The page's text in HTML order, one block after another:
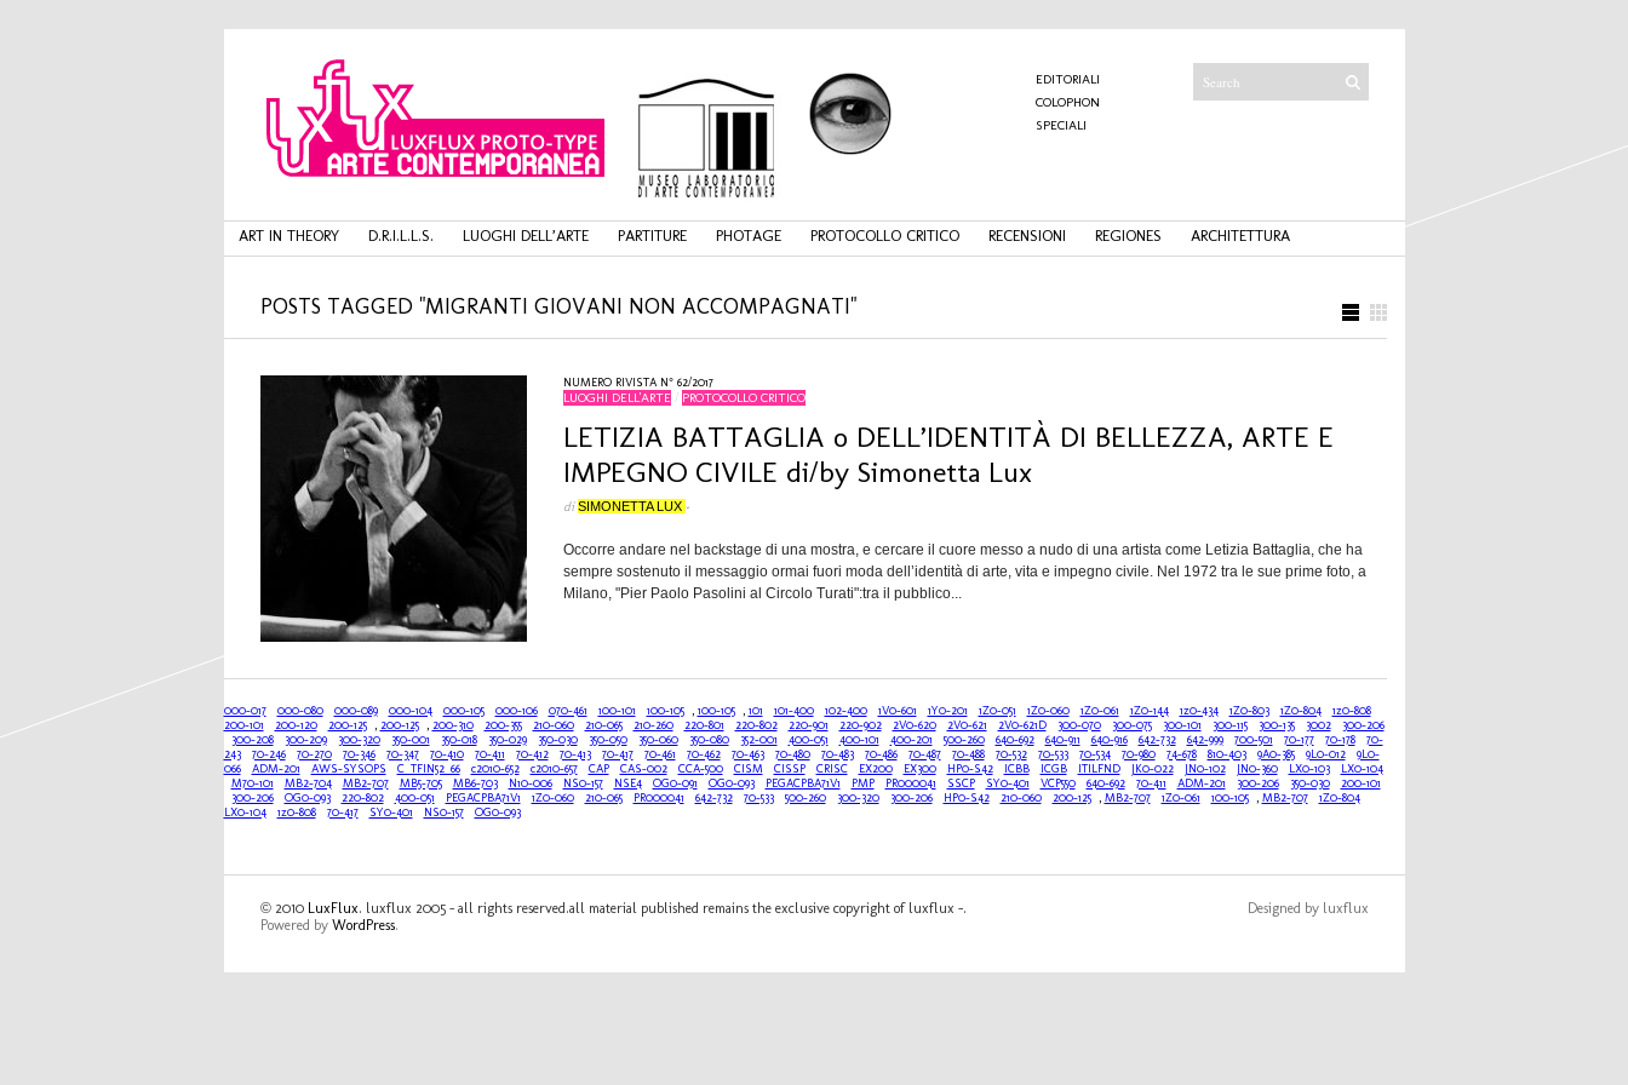
EDITORIALI
COLOPHON
SPECIALI
ART IN THEORY D.R.I.L.L.S. LUOGHI DELL’ARTE PARTITURE PHOTAGE PROTOCOLLO CRITICO RECENSIONI REGIONES ARCHITETTURA
POSTS TAGGED "MIGRANTI GIOVANI NON ACCOMPAGNATI"
NUMERO RIVISTA N° 62/2017
LUOGHI DELL'ARTE/ PROTOCOLLO CRITICO
LETIZIA BATTAGLIA o DELL’IDENTITÀ DI BELLEZZA, ARTE E
IMPEGNO CIVILE di/by Simonetta Lux
diSIMONETTA LUX •
Occorre andare nel backstage di una mostra, e cercare il cuore messo a nudo di una artista come Letizia Battaglia, che ha
sempre sostenuto il messaggio ormai fuori moda dell’identità di arte, vita e impegno civile. Nel 1972 tra le sue prime foto, a
Milano, "Pier Paolo Pasolini al Circolo Turati":tra il pubblico...
000-017 000-080 000-089 000-104 000-105 000-106 070-461 100-101 100-105, 100-105, 101 101-400 102-400 1V0-601 1Y0-201 1Z0-051 1Z0-060 1Z0-061 1Z0-144 1z0-434 1Z0-803 1Z0-804
1z0-808
200-101
200-120 200-125, 200-125, 200-310 200-355 210-060 210-065 210-260 220-801 220-802 220-901 220-902 2V0-620 2V0-621 2V0-621D 300-070 300-075 300-101 300-115 300-135 3002
300-206
300-208
300-209 300-320 350-001 350-018 350-029 350-030 350-050 350-060 350-080 352-001 400-051 400-101 400-201 500-260 640-692 640-911 640-916 642-732 642-999 700-501 70-177 70-178
70-
243
70-246 70-270 70-346 70-347 70-410 70-411 70-412 70-413 70-417 70-461 70-462 70-463 70-480 70-483 70-486 70-487 70-488 70-532 70-533 70-534 70-980 74-678 810-403 9A0-385 9L0-012
9L0-
066
ADM-201 AWS-SYSOPS C_TFIN52_66 c2010-652 c2010-657 CAP CAS-002 CCA-500 CISM CISSP CRISC EX200 EX300 HP0-S42 ICBB ICGB ITILFND JK0-022 JN0-102 JN0-360 LX0-103
LX0-104
M70-101
MB2-704 MB2-707 MB5-705 MB6-703 N10-006 NS0-157 NSE4 OG0-091 OG0-093 PEGACPBA71V1 PMP PR000041 SSCP SY0-401 VCP550 640-692 70-411 ADM-201 300-206 350-030
200-101
300-206
OG0-093 220-802 400-051 PEGACPBA71V1 1Z0-060 210-065 PR000041 642-732 70-533 500-260 300-320 300-206 HP0-S42 210-060 200-125, MB2-707 1Z0-061 100-105, MB2-707
1Z0-804
LX0-104
1z0-808 70-417 SY0-401 NS0-157 OG0-093
© 2010 LuxFlux. luxflux 2005 - all rights reserved.all material published remains the exclusive copyright of luxflux -.
Powered by WordPress.
Designed by luxflux